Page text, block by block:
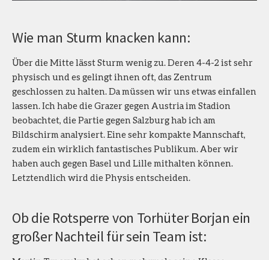
Wie man Sturm knacken kann:
Über die Mitte lässt Sturm wenig zu. Deren 4-4-2 ist sehr
physisch und es gelingt ihnen oft, das Zentrum
geschlossen zu halten. Da müssen wir uns etwas einfallen
lassen. Ich habe die Grazer gegen Austria im Stadion
beobachtet, die Partie gegen Salzburg hab ich am
Bildschirm analysiert. Eine sehr kompakte Mannschaft,
zudem ein wirklich fantastisches Publikum. Aber wir
haben auch gegen Basel und Lille mithalten können.
Letztendlich wird die Physis entscheiden.
Ob die Rotsperre von Torhüter Borjan ein
großer Nachteil für sein Team ist: